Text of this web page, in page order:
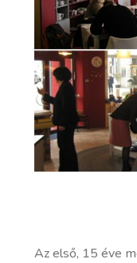
Az első, 15 éve